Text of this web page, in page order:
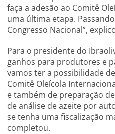
faça a adesão ao Comitê
uma última etapa.
Congresso Nacional”,
Para o presidente do
ganhos para produtores e
vamos ter a possibilidade
Comitê Oleícola
e também de preparação
de análise de azeite por
se tenha uma fiscalização
completou.